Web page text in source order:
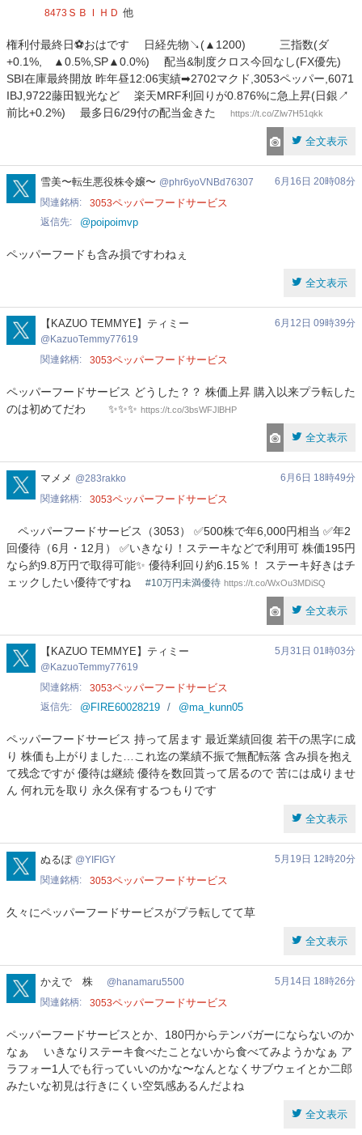
8473 ＳＢＩＨＤ 他
権利付最終日⚽おはです 日経先物↘(▲1200) 三指数(ダ
+0.1%, ▲0.5%,SP▲0.0%) 配当&制度クロス今回なし(FX優先)
SBI在庫最終開放 昨年昼12:06実績➡2702マクド,3053ペッパー,6071
IBJ,9722藤田観光など 楽天MRF利回りが0.876%に急上昇(日銀↗
前比+0.2%) 最多日6/29付の配当金きた
https://t.co/Zlw7H51qkk
全文表示
phr6yoVNBd76307
雪美〜転生悪役株令嬢〜 phr6yoVNBd76307
6月16日 20時08分
関連銘柄
3053ペッパーフードサービス
返信先 @poipoimvp
ペッパーフードも含み損ですわねぇ
全文表示
KazuoTemmy77619
【KAZUO TEMMYE】ティミー
KazuoTemmy77619
6月12日 09時39分
関連銘柄 3053ペッパーフードサービス
ペッパーフードサービス どうした？？ 株価上昇 購入以来プラ転した
のは初めてだわ ✨✨✨ https://t.co/3bsWFJlBHP
全文表示
283rakko
マメメ 283rakko
6月6日 18時49分
関連銘柄
3053ペッパーフードサービス
ペッパーフードサービス（3053） ✅500株で年6,000円相当 ✅年2
回優待（6月・12月） ✅いきなり！ステーキなどで利用可 株価195円
なら約9.8万円で取得可能✨ 優待利回り約6.15％！ ステーキ好きはチ
ェックしたい優待ですね #10万円未満優待 https://t.co/WxOu3MDiSQ
全文表示
KazuoTemmy77619
【KAZUO TEMMYE】ティミー
KazuoTemmy77619
5月31日 01時03分
関連銘柄 3053ペッパーフードサービス
返信先 @FIRE60028219 @ma_kunn05
ペッパーフードサービス 持って居ます 最近業績回復 若干の黒字に成
り 株価も上がりました…これ迄の業績不振で無配転落 含み損を抱え
て残念ですが 優待は継続 優待を数回貰って居るので 苦には成りませ
ん 何れ元を取り 永久保有するつもりです
全文表示
YIFIGY
ぬるぽ YIFIGY
5月19日 12時20分
関連銘柄
3053ペッパーフードサービス
久々にペッパーフードサービスがプラ転してて草
全文表示
hanamaru5500
かえで 株 hanamaru5500
5月14日 18時26分
関連銘柄
3053ペッパーフードサービス
ペッパーフードサービスとか、180円からテンバガーにならないのか
なぁ いきなりステーキ食べたことないから食べてみようかなぁ ア
ラフォー1人でも行っていいのかな〜なんとなくサブウェイとか二郎
みたいな初見は行きにくい空気感あるんだよね
全文表示